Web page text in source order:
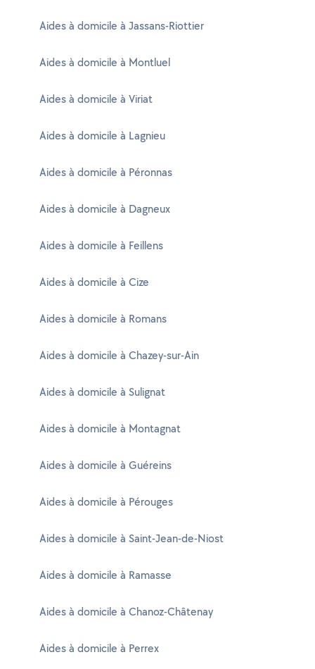
Aides à domicile à Jassans-Riottier
Aides à domicile à Montluel
Aides à domicile à Viriat
Aides à domicile à Lagnieu
Aides à domicile à Péronnas
Aides à domicile à Dagneux
Aides à domicile à Feillens
Aides à domicile à Cize
Aides à domicile à Romans
Aides à domicile à Chazey-sur-Ain
Aides à domicile à Sulignat
Aides à domicile à Montagnat
Aides à domicile à Guéreins
Aides à domicile à Pérouges
Aides à domicile à Saint-Jean-de-Niost
Aides à domicile à Ramasse
Aides à domicile à Chanoz-Châtenay
Aides à domicile à Perrex